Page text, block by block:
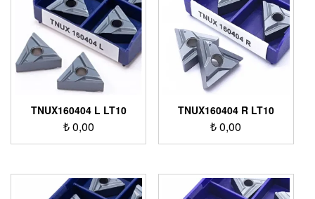
TNUX160404 L LT10
₺0,00
TNUX160404 R LT10
₺0,00